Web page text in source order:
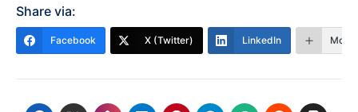
Share via:
Facebook X (Twitter) LinkedIn More